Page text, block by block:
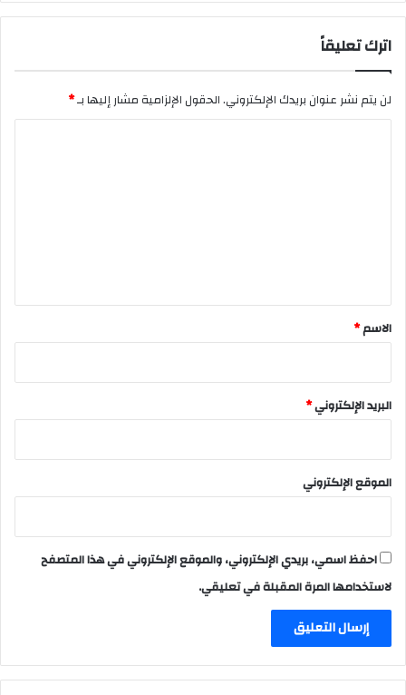
اترك تعليقاً
لن يتم نشر عنوان بريدك الإلكتروني.الحقول الإلزامية مشار إليها بـ*
*
الاسم*
البريد الإلكتروني*
الموقع الإلكتروني
احفظ اسمي، بريدي الإلكتروني، والموقع الإلكتروني في هذا المتصفح
لاستخدامها المرة المقبلة في تعليقي.